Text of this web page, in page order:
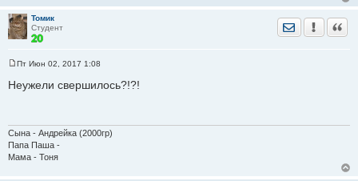
Томик
Студент
Отправить
о
н
и
е
Пт Июн 02, 2017 1:08
Неужели свершилось?!?!
Сына - Андрейка (2000гр)
Папа Паша -
Мама - Тоня